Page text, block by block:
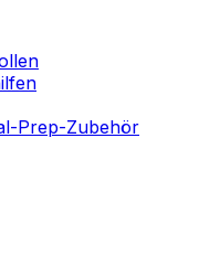
Prep-Zubehör